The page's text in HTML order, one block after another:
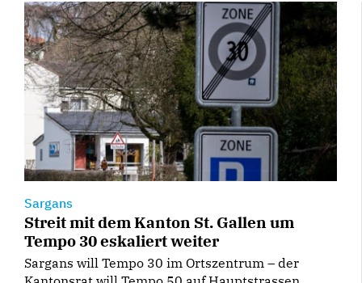
Sargans
Streit mit dem Kanton St. Gallen um
Tempo 30 eskaliert weiter
Sargans will Tempo 30 im Ortszentrum – der